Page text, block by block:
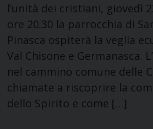
l’unità dei cristiani, giovedì
ore 20.30 la parrocchia di
Pinasca ospiterà la veglia
Val Chisone e Germanasca.
nel cammino comune delle
chiamate a riscoprire la
dello Spirito e come […]